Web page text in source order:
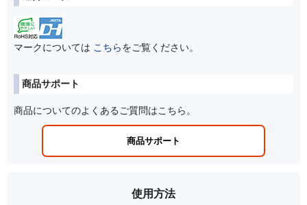
マークについては こちらをご覧ください。
商品サポート
商品についてのよくあるご質問はこちら。
商品サポート
使用方法